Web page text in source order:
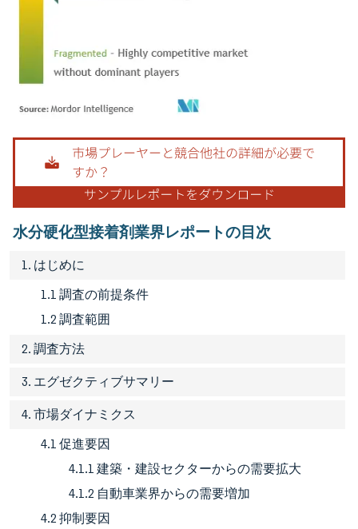
画像 © Mordor Intelligence。再利用にはCC BY 4.0の表示が必要です。
水分硬化型接着剤業界レポートの目次
1. はじめに
1.1 調査の前提条件
1.2 調査範囲
2. 調査方法
3. エグゼクティブサマリー
4. 市場ダイナミクス
4.1 促進要因
4.1.1 建築・建設セクターからの需要拡大
4.1.2 自動車業界からの需要増加
4.2 抑制要因